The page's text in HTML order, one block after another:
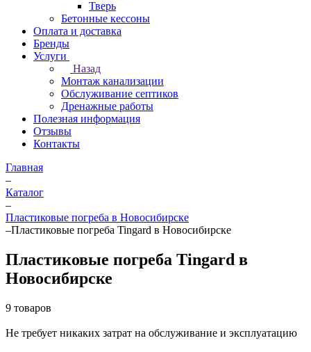
Тверь
Бетонные кессоны
Оплата и доставка
Бренды
Услуги
Назад
Монтаж канализации
Обслуживание септиков
Дренажные работы
Полезная информация
Отзывы
Контакты
Главная
–
Каталог
–
Пластиковые погреба в Новосибирске
–Пластиковые погреба Tingard в Новосибирске
Пластиковые погреба Tingard в
Новосибирске
9 товаров
Не требует никаких затрат на обслуживание и эксплуатацию